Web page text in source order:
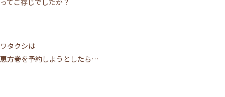
ワタクシは
恵方巻を予約しようとしたら…